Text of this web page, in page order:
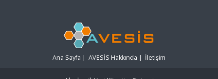
Ana Sayfa | AVESİS Hakkında | İletişim